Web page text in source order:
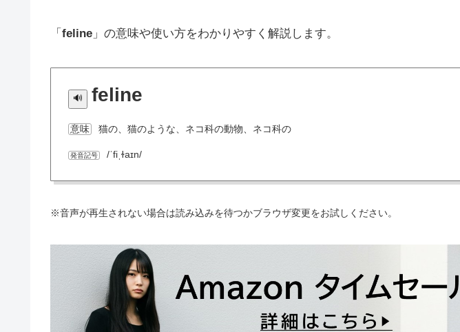
「 feline 」の意味や使い方をわかりやすく解説します。
feline
意味 猫の、猫のような、ネコ科の動物、ネコ科の
発音記号 /ˈfiˌɫaɪn/
※音声が再生されない場合は読み込みを待つかブラウザ変更をお試しください。